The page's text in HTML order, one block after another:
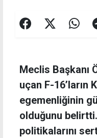
Meclis Başkanı
uçan F-16’ların
egemenliğinin
olduğunu
politikalarını